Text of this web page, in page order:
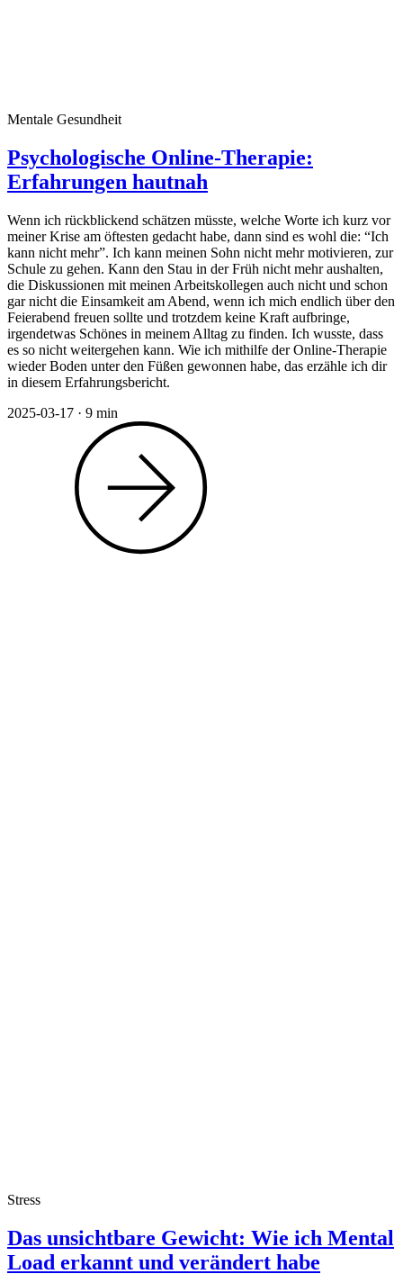
Mentale Gesundheit
Psychologische Online-Therapie:
Erfahrungen hautnah
Wenn ich rückblickend schätzen müsste, welche Worte ich kurz vor
meiner Krise am öftesten gedacht habe, dann sind es wohl die: “Ich
kann nicht mehr”. Ich kann meinen Sohn nicht mehr motivieren, zur
Schule zu gehen. Kann den Stau in der Früh nicht mehr aushalten,
die Diskussionen mit meinen Arbeitskollegen auch nicht und schon
gar nicht die Einsamkeit am Abend, wenn ich mich endlich über den
Feierabend freuen sollte und trotzdem keine Kraft aufbringe,
irgendetwas Schönes in meinem Alltag zu finden. Ich wusste, dass
es so nicht weitergehen kann. Wie ich mithilfe der Online-Therapie
wieder Boden unter den Füßen gewonnen habe, das erzähle ich dir
in diesem Erfahrungsbericht.
2025-03-17 · 9 min
Stress
Das unsichtbare Gewicht: Wie ich Mental
Load erkannt und verändert habe